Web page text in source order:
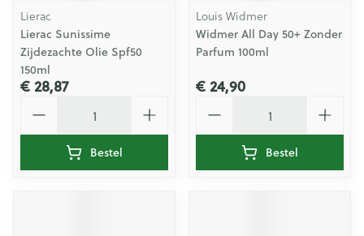
Lierac
Lierac Sunissime
Zijdezachte Olie Spf50
150ml
€ 28,87
Bestel
Louis Widmer
Widmer All Day 50+ Zonder
Parfum 100ml
€ 24,90
Bestel